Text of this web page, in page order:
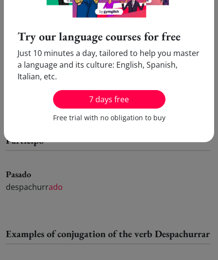
Gerundio
Simple
ando habiendo despachurr
Participo
Pasado
despachurrado
Examples of conjugation of the verb Despachurrar
Try our language courses for free
Just 10 minutes a day, tailored to help you master
a language and its culture: English, Spanish,
Italian, etc.
7 days free
Free trial with no obligation to buy